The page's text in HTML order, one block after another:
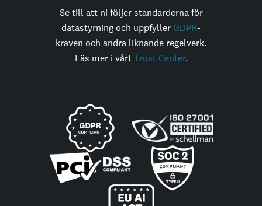
Se till att ni följer standarderna för
datastyrning och uppfyllerGDPR-
kraven och andra liknande regelverk.
Läs mer i vårtTrust Center.